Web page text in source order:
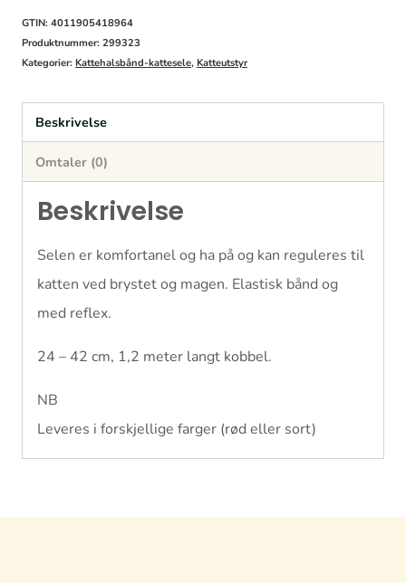
GTIN: 4011905418964
Produktnummer: 299323
Kategorier: Kattehalsbånd-kattesele, Katteutstyr
Beskrivelse
Omtaler (0)
Beskrivelse
Selen er komfortanel og ha på og kan reguleres til
katten ved brystet og magen. Elastisk bånd og
med reflex.
24 – 42 cm, 1,2 meter langt kobbel.
NB
Leveres i forskjellige farger (rød eller sort)